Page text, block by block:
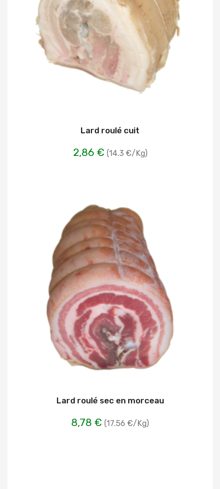
Lard roulé cuit
2,86 € (14.3 €/Kg)
Lard roulé sec en morceau
8,78 € (17.56 €/Kg)